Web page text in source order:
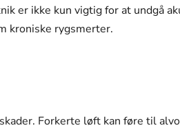
er ikke kun vigtig for at undgå
kroniske rygsmerter.
Forkerte løft kan føre til